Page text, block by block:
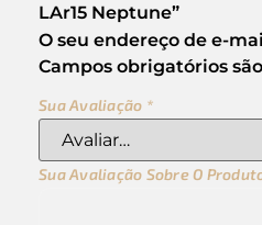
LAr15 Neptune”
O seu endereço de e-
Campos obrigatórios
Sua Avaliação *
Sua Avaliação Sobre O